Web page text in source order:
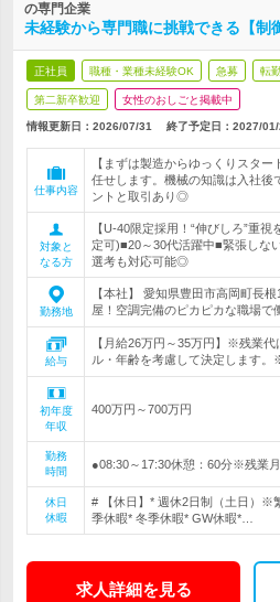
の専門企業
未経験から専門職に挑戦できる【
正社員 職種・業種未経験OK 急募 転
第二新卒歓迎 女性のおしごと掲載中
情報更新日：2026/07/31 終了予定日： 2027/01/
仕事内容
【まずは製造からゆっくりスタ
任せします。機械の知識は入社後
ントと取引あり◎
対象と
なる方
【U‐40限定採用！“伸びしろ”重
定可)■20～30代活躍中■緊張しな
選考も対応可能◎
勤務地
【本社】 愛知県豊田市高岡町長
屋！空調完備のピカピカな職場で
給与
【月給26万円～35万円】※残業
ル・年齢を考慮して決定します
初年度
年収
400万円～700万円
勤務
時間
●08:30～17:30休憩：60分※残業月
休日
休暇
# 【休日】* 週休2日制（土日）※
季休暇* 冬季休暇* GW休暇*…
求人詳細を見る